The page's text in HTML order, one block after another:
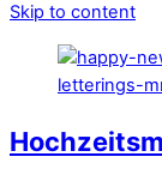
Skip to content